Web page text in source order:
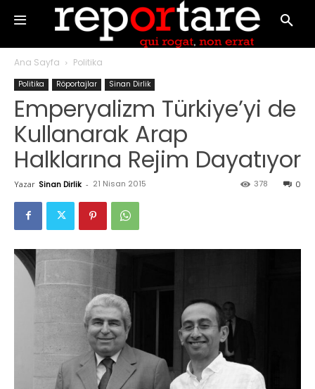
Ana Sayfa Politika
Politika Röportajlar Sinan Dirlik
Emperyalizm Türkiye’yi de
Kullanarak Arap
Halklarına Rejim Dayatıyor
Yazar Sinan Dirlik - 21 Nisan 2015 0
378